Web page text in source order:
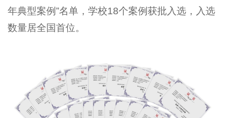
年典型案例”名单，学校18个案例获批入选，入选
数量居全国首位。